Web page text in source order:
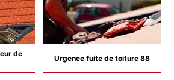
de
Urgence fuite de toiture 88